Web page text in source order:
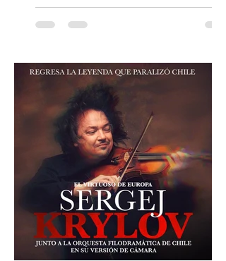
agrupación ícono de la Nueva Canción
Chilena conmemorará su legado de 60
19:00 horas, en el Teatro Municipal de
Santiago. La celebración reunirá a la
máxima exponente de la música popular
peruana, Eva Ayllón, al Cuarteto Austral y
un repertorio que recorrerá seis décadas
de obras que transformaron l